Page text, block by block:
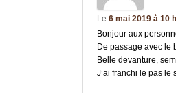
Le 6 mai 2019 à 10
Bonjour aux
De passage avec le
Belle devanture,
J’ai franchi le pas le